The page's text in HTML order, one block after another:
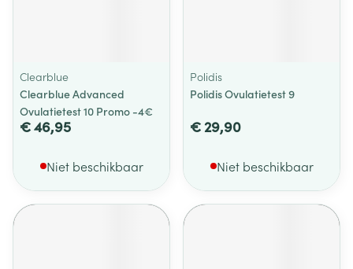
Clearblue
Clearblue Advanced
Ovulatietest 10 Promo -4€
€ 46,95
Niet beschikbaar
Polidis
Polidis Ovulatietest 9
€ 29,90
Niet beschikbaar